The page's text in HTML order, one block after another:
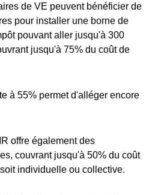
de VE peuvent bénéficier de
pour installer une borne de
pouvant aller jusqu'à 300
jusqu'à 75% du coût de
à 55% permet d'alléger encore
offre également des
couvrant jusqu'à 50% du coût
individuelle ou collective.